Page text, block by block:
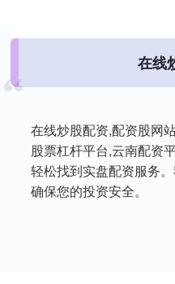
在线
在线炒股配资,配资股网
股票杠杆平台,云南配资
轻松找到实盘配资服务
确保您的投资安全。